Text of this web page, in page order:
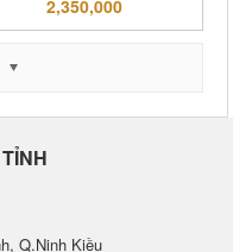
2,350,000
Q.Ninh Kiều